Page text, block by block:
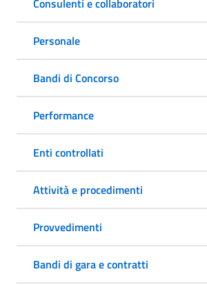
Consulenti e collaboratori
Personale
Bandi di Concorso
Performance
Enti controllati
Attività e procedimenti
Provvedimenti
Bandi di gara e contratti